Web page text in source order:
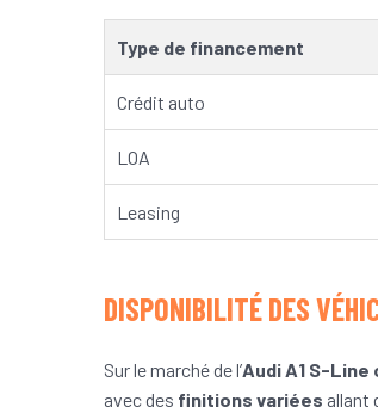
Type de financement
Crédit auto
LOA
Leasing
DISPONIBILITÉ DES
Sur le marché de l’Audi A1 S-
avec des finitions variées allant